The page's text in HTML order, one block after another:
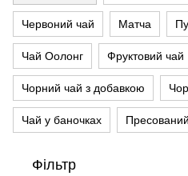
Червоний чай Матча
Чай Оолонг Фруктовий чай
Чорний чай з добавкою
Чай у баночках
Фільтр